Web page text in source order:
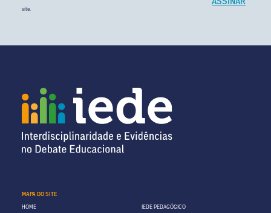
site.
MAPA DO SITE
HOME
IEDE PEDAGÓGICO